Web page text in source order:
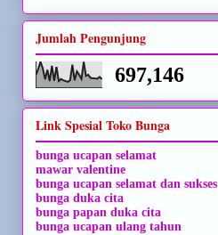
Jumlah Pengunjung
697,146
Link Spesial Toko Bunga
bunga ucapan selamat
mawar valentine
bunga ucapan selamat dan sukses
bunga duka cita
bunga papan duka cita
bunga ucapan ulang tahun